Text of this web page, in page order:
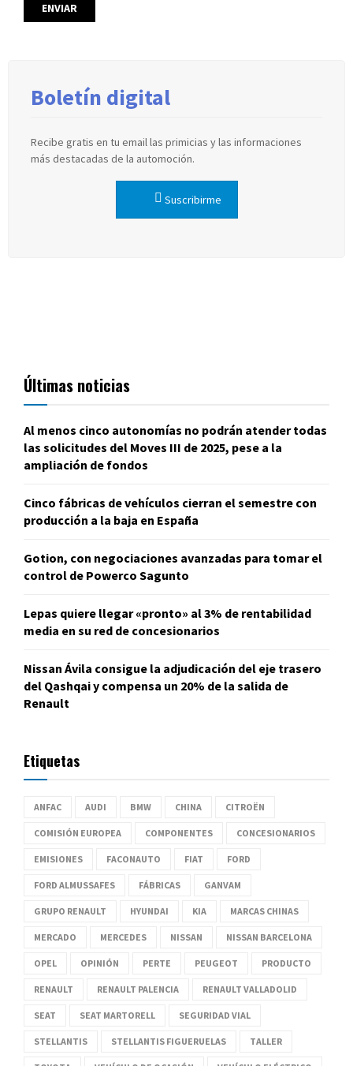
Boletín digital
Recibe gratis en tu email las primicias y las informaciones
más destacadas de la automoción.
Suscribirme
Últimas noticias
Al menos cinco autonomías no podrán atender todas
las solicitudes del Moves III de 2025, pese a la
ampliación de fondos
Cinco fábricas de vehículos cierran el semestre con
producción a la baja en España
Gotion, con negociaciones avanzadas para tomar el
control de Powerco Sagunto
Lepas quiere llegar «pronto» al 3% de rentabilidad
media en su red de concesionarios
Nissan Ávila consigue la adjudicación del eje trasero
del Qashqai y compensa un 20% de la salida de
Renault
Etiquetas
ANFAC AUDI BMW CHINA CITROËN
COMISIÓN EUROPEA COMPONENTES CONCESIONARIOS
EMISIONES FACONAUTO FIAT FORD
FORD ALMUSSAFES FÁBRICAS GANVAM
GRUPO RENAULT HYUNDAI KIA MARCAS CHINAS
MERCADO MERCEDES NISSAN NISSAN BARCELONA
OPEL OPINIÓN PERTE PEUGEOT PRODUCTO
RENAULT RENAULT PALENCIA RENAULT VALLADOLID
SEAT SEAT MARTORELL SEGURIDAD VIAL
STELLANTIS STELLANTIS FIGUERUELAS TALLER